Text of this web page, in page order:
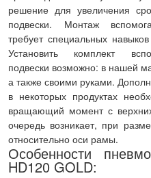
решение для увеличения
подвески. Монтаж
требует специальных
Установить комплект
подвески возможно: в нашей
а также своими руками.
в некоторых продуктах
вращающий момент с
очередь возникает, при
относительно оси рамы.
Особенности
HD120 GOLD: